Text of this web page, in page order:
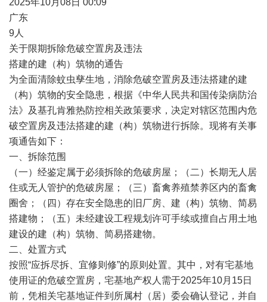
2025年10月08日 00:09
广东
9人
关于限期拆除危破空置房及违法
搭建的建（构）筑物的通告
为全面清除蚊虫孳生地，消除危破空置房及违法搭建的建
（构）筑物的安全隐患，根据《中华人民共和国传染病防治
法》及基孔肯雅热防控相关政策要求，决定对辖区范围内危
破空置房及违法搭建的建（构）筑物进行拆除。现将有关事
项通告如下：
一、拆除范围
（一）经鉴定属于必须拆除的危破房屋；（二）长期无人居
住或无人管护的危破房屋；（三）畜禽养殖禁养区内的畜禽
圈舍；（四）存在安全隐患的旧厂房、建（构）筑物、简易
搭建物；（五）未经建设工程规划许可手续或擅自占用土地
建设的建（构）筑物、简易搭建物。
二、处置方式
按照“应拆尽拆、宜修则修”的原则处置。其中，对有宅基地
使用证的危破空置房，宅基地产权人需于2025年10月15日
前，凭相关宅基地证件到所属村（居）委会确认登记，并自